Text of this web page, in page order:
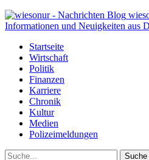
Informationen und Neuigkeiten aus
Startseite
Wirtschaft
Politik
Finanzen
Karriere
Chronik
Kultur
Medien
Polizeimeldungen